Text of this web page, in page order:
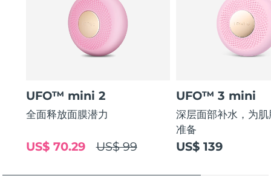
UFO™ mini 2
全面释放面膜潜力
US$ 99
US$ 70.29
UFO™ 3 mini
深层面部补水，为
准备
US$ 139